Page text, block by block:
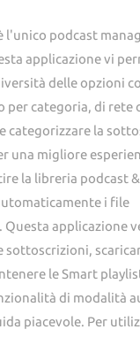
l'unico podcast
applicazione vi
delle opzioni
per categoria, di rete
categorizzare la
una migliore
la libreria podcast &
i file
Questa applicazione
sottoscrizioni,
le Smart
di modalità
piacevole. Per